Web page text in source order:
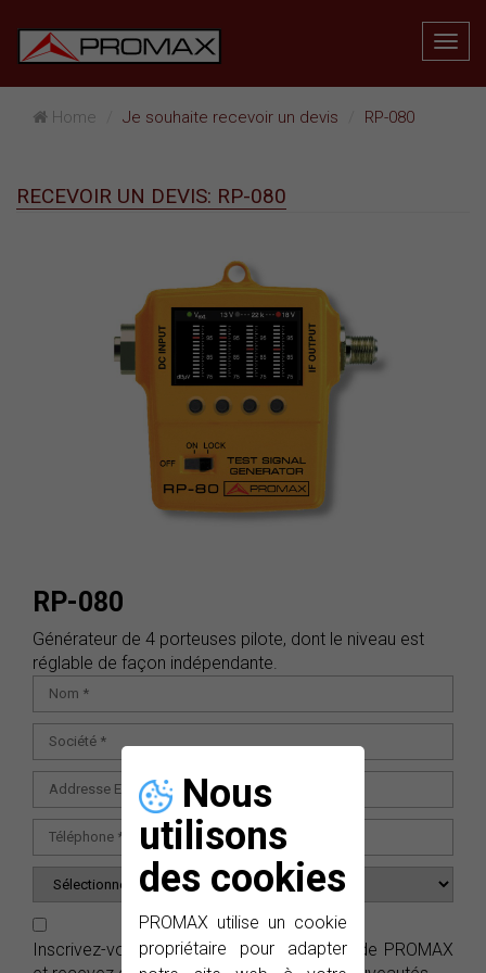
Nous
utilisons
des cookies
PROMAX utilise un cookie
propriétaire pour adapter
Home Je souhaite recevoir un devis RP-080
RECEVOIR UN DEVIS: RP-080
RP-080
Générateur de 4 porteuses pilote, dont le niveau est
réglable de façon indépendante.
Inscrivez-vous gratuitement aux e-News
de PROMAX